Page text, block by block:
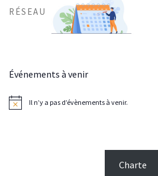
RÉSEAU
Événements à venir
Il n’y a pas d’évènements à venir.
Charte